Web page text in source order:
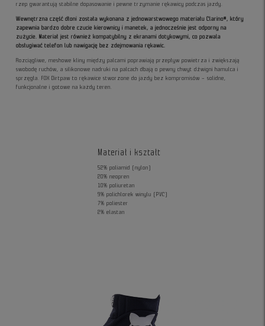
rzep gwarantują stabilne dopasowanie i pewne trzymanie rękawicy podczas jazdy.
Wewnętrzna część dłoni została wykonana z jednowarstwowego materiału Clarino®, który
zapewnia bardzo dobre czucie kierownicy i manetek, a jednocześnie jest odporny na
zużycie. Materiał jest również kompatybilny z ekranami dotykowymi, co pozwala
obsługiwać telefon lub nawigację bez zdejmowania rękawic.
Rozciągliwe, meshowe kliny między palcami poprawiają przepływ powietrza i zwiększają
swobodę ruchów, a silikonowe nadruki na palcach dbają o pewny chwyt dźwigni hamulca i
sprzęgła. FOX Dirtpaw to rękawice stworzone do jazdy bez kompromisów – solidne,
funkcjonalne i gotowe na każdy teren.
Materiał i kształt
52% poliamid (nylon)
20% neopren
10% poliuretan
9% polichlorek winylu (PVC)
7% poliester
2% elastan